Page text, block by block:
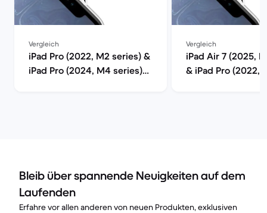
Vergleich
iPad Pro (2022, M2 series) &
iPad Pro (2024, M4 series)
Vergleich
iPad Air 7 (2025,
& iPad Pro (2022,
Bleib über spannende Neuigkeiten auf dem
Laufenden
Erfahre vor allen anderen von neuen Produkten, exklusiven